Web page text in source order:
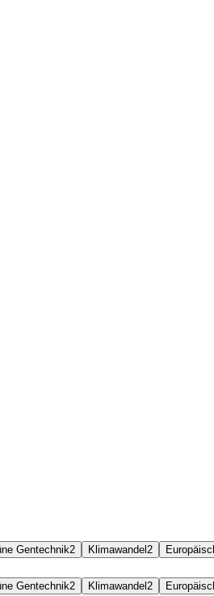
Gentechnik2 Klimawandel 2
Gentechnik2 Klimawandel 2